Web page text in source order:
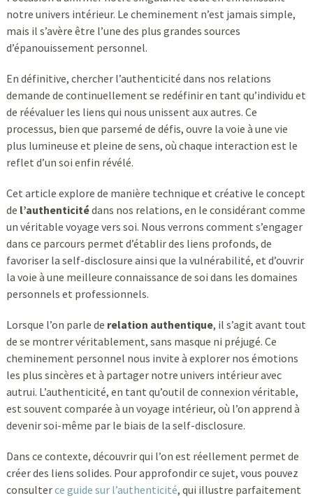
notre univers intérieur. Le cheminement n’est jamais simple,
mais il s’avère être l’une des plus grandes sources
d’épanouissement personnel.
En définitive, chercher l’authenticité dans nos relations
demande de continuellement se redéfinir en tant qu’individu et
de réévaluer les liens qui nous unissent aux autres. Ce
processus, bien que parsemé de défis, ouvre la voie à une vie
plus lumineuse et pleine de sens, où chaque interaction est le
reflet d’un soi enfin révélé.
Cet article explore de manière technique et créative le concept
de l’authenticitédans nos relations, en le considérant comme
un véritable voyage vers soi. Nous verrons comment s’engager
dans ce parcours permet d’établir des liens profonds, de
favoriser la self-disclosure ainsi que la vulnérabilité, et d’ouvrir
la voie à une meilleure connaissance de soi dans les domaines
personnels et professionnels.
Lorsque l’on parle de relation authentique, il s’agit avant tout
de se montrer véritablement, sans masque ni préjugé. Ce
cheminement personnel nous invite à explorer nos émotions
les plus sincères et à partager notre univers intérieur avec
autrui. L’authenticité, en tant qu’outil de connexion véritable,
est souvent comparée à un voyage intérieur, où l’on apprend à
devenir soi-même par le biais de la self-disclosure.
Dans ce contexte, découvrir qui l’on est réellement permet de
créer des liens solides. Pour approfondir ce sujet, vous pouvez
consulterce guide sur l’authenticité, qui illustre parfaitement